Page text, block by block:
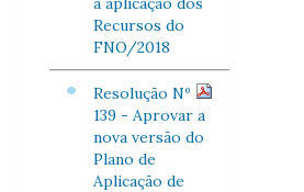
Recursos do
FNO/2018
Resolução Nº
139 - Aprovar a
nova versão do
Plano de
Aplicação de